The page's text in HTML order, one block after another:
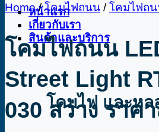
หน้าแรก
เกี่ยวกับเรา
สินค้าและบริการ
โคมไฟ และหล
Home / โคมไฟถนน / โคมไฟถน
โคมไฟถนน
Street Light
030 สว่าง ราค